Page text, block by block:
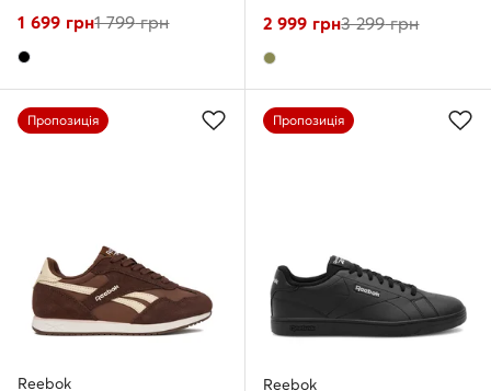
1 699 грн1 799грн 2 999 грн3 299грн
Пропозиція
Reebok
Пропозиція
Reebok